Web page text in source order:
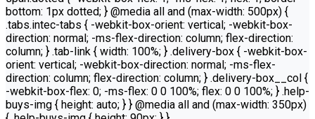
bottom: 1px dotted; } @media all and (max-width: 500px) {
.tabs.intec-tabs { -webkit-box-orient: vertical; -webkit-box-
direction: normal; -ms-flex-direction: column; flex-direction:
column; } .tab-link { width: 100%; } .delivery-box { -webkit-box-
orient: vertical; -webkit-box-direction: normal; -ms-flex-
direction: column; flex-direction: column; } .delivery-box__col {
-webkit-box-flex: 0; -ms-flex: 0 0 100%; flex: 0 0 100%; } .help-
buys-img { height: auto; } } @media all and (max-width: 350px)